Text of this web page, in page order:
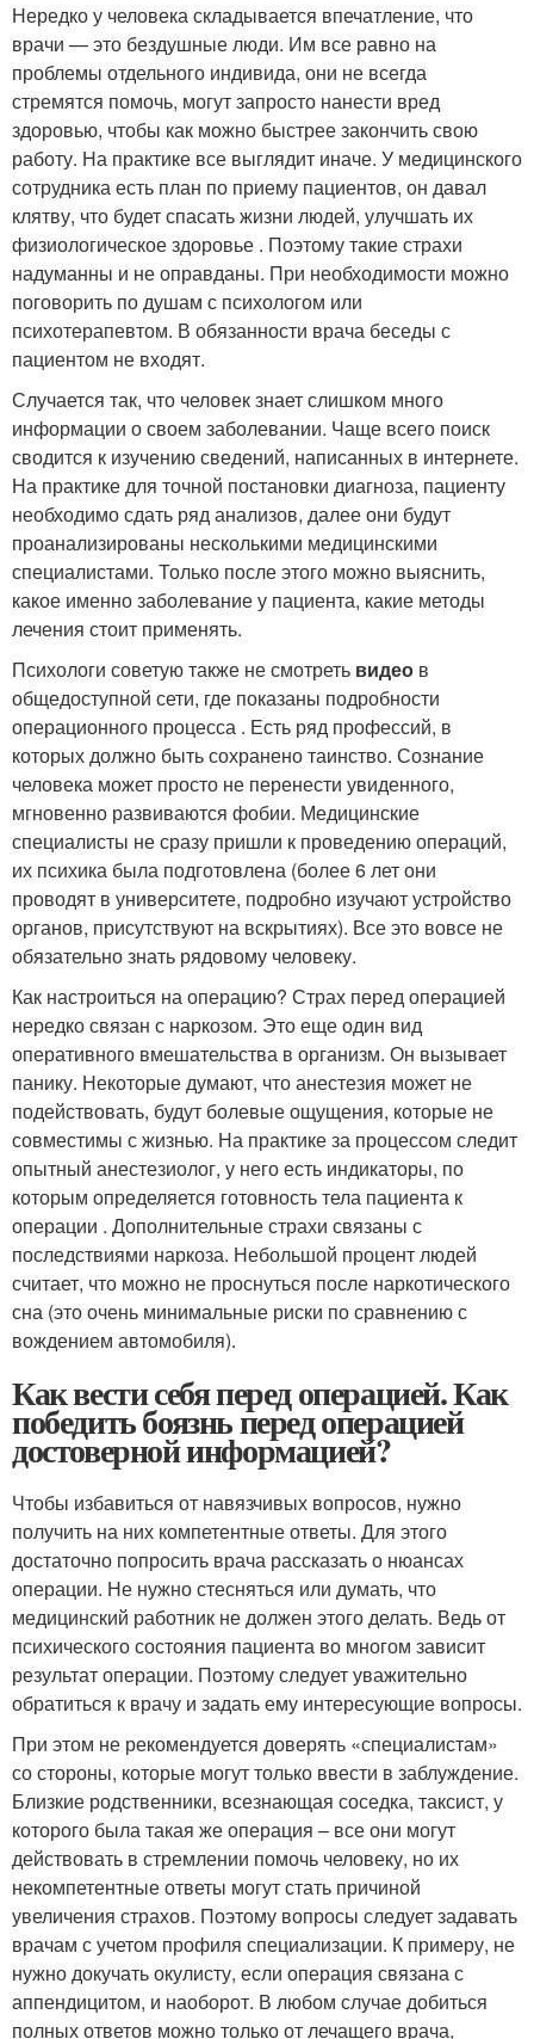
Нередко у человека складывается впечатление, что
врачи — это бездушные люди. Им все равно на
проблемы отдельного индивида, они не всегда
стремятся помочь, могут запросто нанести вред
здоровью, чтобы как можно быстрее закончить свою
работу. На практике все выглядит иначе. У медицинского
сотрудника есть план по приему пациентов, он давал
клятву, что будет спасать жизни людей, улучшать их
физиологическое здоровье . Поэтому такие страхи
надуманны и не оправданы. При необходимости можно
поговорить по душам с психологом или
психотерапевтом. В обязанности врача беседы с
пациентом не входят.
Случается так, что человек знает слишком много
информации о своем заболевании. Чаще всего поиск
сводится к изучению сведений, написанных в интернете.
На практике для точной постановки диагноза, пациенту
необходимо сдать ряд анализов, далее они будут
проанализированы несколькими медицинскими
специалистами. Только после этого можно выяснить,
какое именно заболевание у пациента, какие методы
лечения стоит применять.
Психологи советую также не смотреть видео в
общедоступной сети, где показаны подробности
операционного процесса . Есть ряд профессий, в
которых должно быть сохранено таинство. Сознание
человека может просто не перенести увиденного,
мгновенно развиваются фобии. Медицинские
специалисты не сразу пришли к проведению операций,
их психика была подготовлена (более 6 лет они
проводят в университете, подробно изучают устройство
органов, присутствуют на вскрытиях). Все это вовсе не
обязательно знать рядовому человеку.
Как настроиться на операцию? Страх перед операцией
нередко связан с наркозом. Это еще один вид
оперативного вмешательства в организм. Он вызывает
панику. Некоторые думают, что анестезия может не
подействовать, будут болевые ощущения, которые не
совместимы с жизнью. На практике за процессом следит
опытный анестезиолог, у него есть индикаторы, по
которым определяется готовность тела пациента к
операции . Дополнительные страхи связаны с
последствиями наркоза. Небольшой процент людей
считает, что можно не проснуться после наркотического
сна (это очень минимальные риски по сравнению с
вождением автомобиля).
Как вести себя перед операцией. Как
победить боязнь перед операцией
достоверной информацией?
Чтобы избавиться от навязчивых вопросов, нужно
получить на них компетентные ответы. Для этого
достаточно попросить врача рассказать о нюансах
операции. Не нужно стесняться или думать, что
медицинский работник не должен этого делать. Ведь от
психического состояния пациента во многом зависит
результат операции. Поэтому следует уважительно
обратиться к врачу и задать ему интересующие вопросы.
При этом не рекомендуется доверять «специалистам»
со стороны, которые могут только ввести в заблуждение.
Близкие родственники, всезнающая соседка, таксист, у
которого была такая же операция – все они могут
действовать в стремлении помочь человеку, но их
некомпетентные ответы могут стать причиной
увеличения страхов. Поэтому вопросы следует задавать
врачам с учетом профиля специализации. К примеру, не
нужно докучать окулисту, если операция связана с
аппендицитом, и наоборот. В любом случае добиться
полных ответов можно только от лечащего врача,